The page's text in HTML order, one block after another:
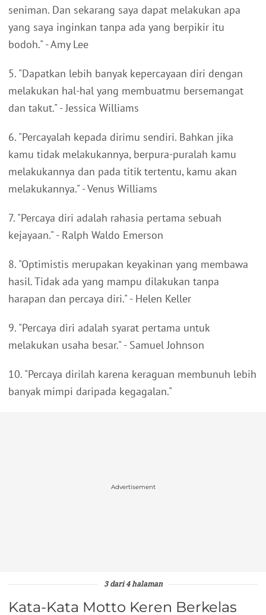
seniman. Dan sekarang saya dapat melakukan apa
yang saya inginkan tanpa ada yang berpikir itu
bodoh." - Amy Lee
5. "Dapatkan lebih banyak kepercayaan diri dengan
melakukan hal-hal yang membuatmu bersemangat
dan takut." - Jessica Williams
6. "Percayalah kepada dirimu sendiri. Bahkan jika
kamu tidak melakukannya, berpura-puralah kamu
melakukannya dan pada titik tertentu, kamu akan
melakukannya." - Venus Williams
7. "Percaya diri adalah rahasia pertama sebuah
kejayaan." - Ralph Waldo Emerson
8. "Optimistis merupakan keyakinan yang membawa
hasil. Tidak ada yang mampu dilakukan tanpa
harapan dan percaya diri." - Helen Keller
9. "Percaya diri adalah syarat pertama untuk
melakukan usaha besar." - Samuel Johnson
10. "Percaya dirilah karena keraguan membunuh lebih
banyak mimpi daripada kegagalan."
Advertisement
3 dari 4 halaman
Kata-Kata Motto Keren Berkelas